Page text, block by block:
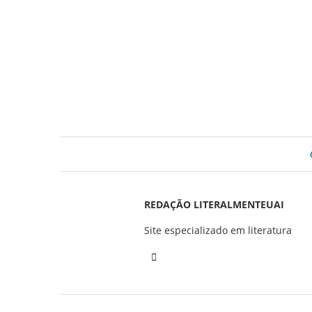
REDAÇÃO LITERALMENTEUAI
Site especializado em literatura